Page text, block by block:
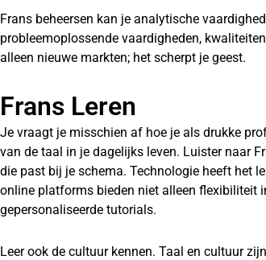
Frans beheersen kan je analytische
probleemoplossende vaardigheden,
alleen nieuwe markten; het scherpt je geest.
Frans Leren
Je vraagt je misschien af hoe je als drukke
van de taal in je dagelijks leven. Luister naar
die past bij je schema. Technologie heeft het
online platforms bieden niet alleen flexibiliteit
gepersonaliseerde tutorials.
Leer ook de cultuur kennen. Taal en cultuur